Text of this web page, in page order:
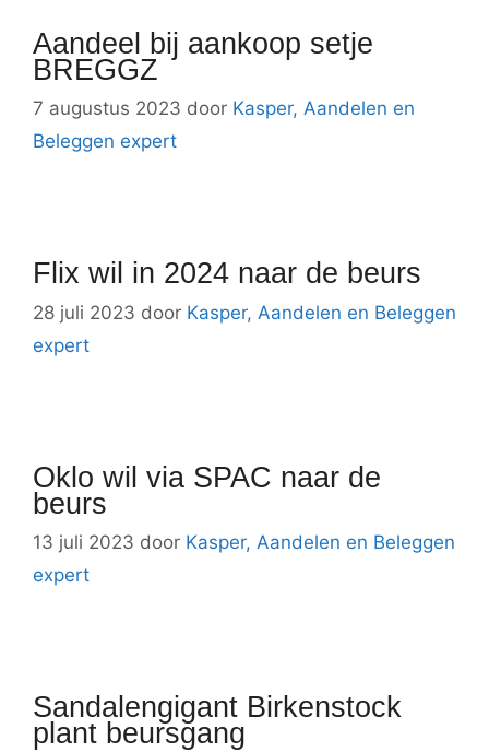
Aandeel bij aankoop setje
BREGGZ
7 augustus 2023 door Kasper, Aandelen en
Beleggen expert
Flix wil in 2024 naar de beurs
28 juli 2023 door Kasper, Aandelen en Beleggen
expert
Oklo wil via SPAC naar de
beurs
13 juli 2023 door Kasper, Aandelen en Beleggen
expert
Sandalengigant Birkenstock
plant beursgang